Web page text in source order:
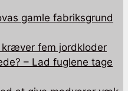
gamle fabriksgrund
fem jordkloder
– Lad fuglene tage